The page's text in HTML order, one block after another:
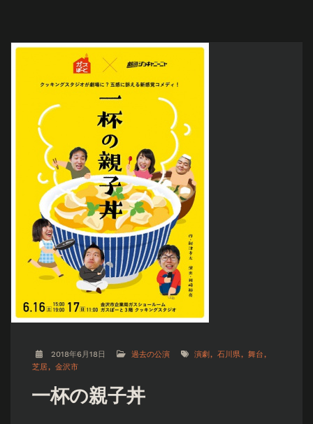
2018年6月18日 過去の公演 演劇 石川県
舞台
芝居
金沢市
一杯の親子丼